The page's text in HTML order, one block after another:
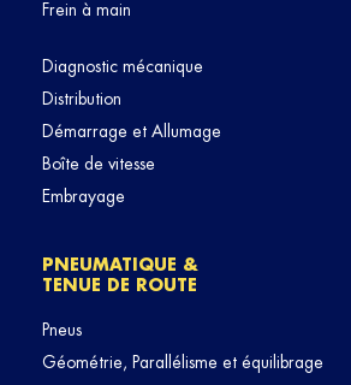
Frein à main
Diagnostic mécanique
Distribution
Démarrage et Allumage
Boîte de vitesse
Embrayage
PNEUMATIQUE &
TENUE DE ROUTE
Pneus
Géométrie, Parallélisme et équilibrage